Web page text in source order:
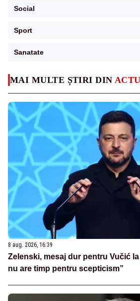
MAI MULTE ȘTIRI DIN
8 aug. 2026, 16:39
Zelenski, mesaj dur pentru Vučić
nu are timp pentru scepticism”
Social
Sport
Sanatate